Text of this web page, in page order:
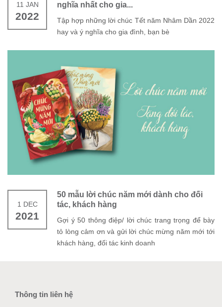
11 JAN
2022
nghĩa nhất cho gia...
Tập hợp những lời chúc Tết năm Nhâm Dần 2022
hay và ý nghĩa cho gia đình, bạn bè
1 DEC
2021
50 mẫu lời chúc năm mới dành cho đối
tác, khách hàng
Gợi ý 50 thông điệp/ lời chúc trang trọng để bày
tỏ lòng cảm ơn và gửi lời chúc mừng năm mới tới
khách hàng, đối tác kinh doanh
Thông tin liên hệ